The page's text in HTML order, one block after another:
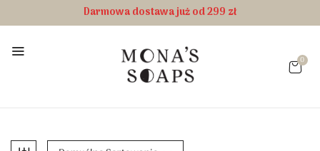
Darmowa dostawa już od 299 zł
0